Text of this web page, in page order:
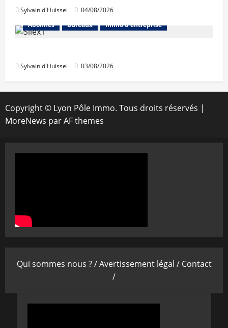
Sylvain d'Huissel
04/08/2026
Abonnés
Bureaux Immo d'entreprise
Sylvain d'Huissel 03/08/2026
Copyright © Lyon Pôle Immo. Tous droits réservés |
MoreNews par AF themes
Qui sommes nous ? /Avertissement légal / Contact
/